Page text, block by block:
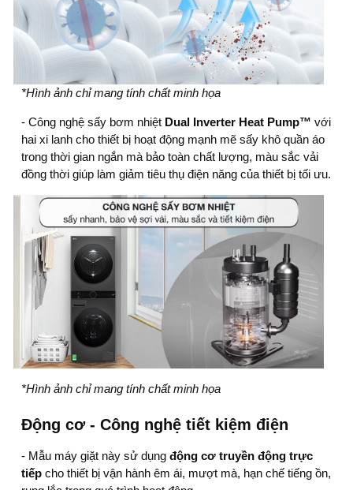
*Hình ảnh chỉ mang tính chất minh họa
- Công nghệ sấy bơm nhiệt Dual Inverter Heat Pump™ với
hai xi lanh cho thiết bị hoạt động mạnh mẽ sấy khô quần áo
trong thời gian ngắn mà bảo toàn chất lượng, màu sắc vải
đồng thời giúp làm giảm tiêu thụ điện năng của thiết bị tối ưu.
*Hình ảnh chỉ mang tính chất minh họa
Động cơ - Công nghệ tiết kiệm điện
- Mẫu máy giặt này sử dụng động cơ truyền động trực
tiếp cho thiết bị vận hành êm ái, mượt mà, hạn chế tiếng ồn,